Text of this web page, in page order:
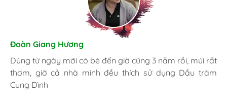
Hương Suri
Đã mua nhiều lần, giờ trong nhà lúc nào cũng phải có
chai Dầu tràm Cung Đình, bị cái gì cũng có thể sử dụng
được.
Đoàn Giang Hương
Dùng từ ngày mới có bé đến giờ cũng 3 năm rồi, múi rất
thơm, giờ cả nhà mình đều thích sử dụng Dầu tràm
Cung Đình
Nhã An
Là một người khá kỹ tính, tôi luôn luôn lựa chọn những
sản phẩm tốt nhất. Và đây là nơi tôi đặt trọng niềm tin.